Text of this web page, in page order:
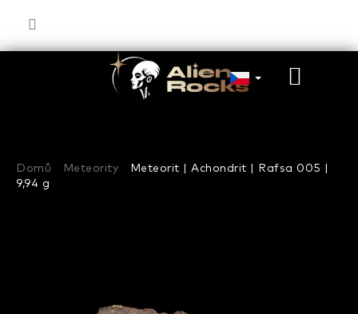
Domů Meteority
Meteorit | Achondrit | Rafsa 005 |
9,94 g